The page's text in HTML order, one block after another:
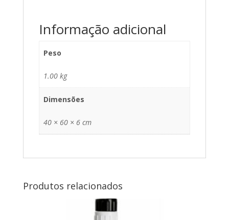
Informação adicional
Peso
1.00 kg
Dimensões
40 × 60 × 6 cm
Produtos relacionados